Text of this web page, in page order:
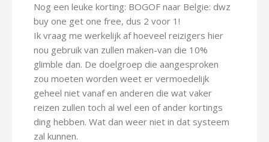
Nog een leuke korting: BOGOF naar Belgie: dwz
buy one get one free, dus 2 voor 1!
Ik vraag me werkelijk af hoeveel reizigers hier
nou gebruik van zullen maken-van die 10%
glimble dan. De doelgroep die aangesproken
zou moeten worden weet er vermoedelijk
geheel niet vanaf en anderen die wat vaker
reizen zullen toch al wel een of ander kortings
ding hebben. Wat dan weer niet in dat systeem
zal kunnen.